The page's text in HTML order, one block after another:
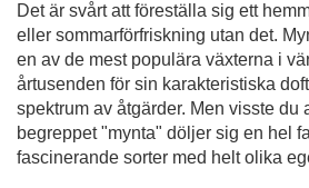
Det är svårt att föreställa sig ett
eller sommarförfriskning utan det.
en av de mest populära växterna i
årtusenden för sin karakteristiska
spektrum av åtgärder. Men visste du
begreppet "mynta" döljer sig en hel
fascinerande sorter med helt olika